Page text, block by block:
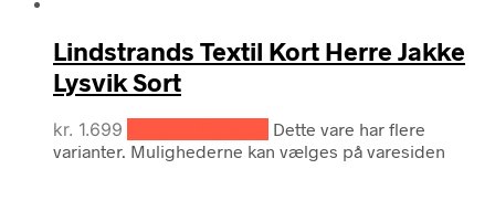
Lindstrands Textil Kort Herre Jakke
Lysvik Sort
kr. 1.699
Dette vare har flere
varianter. Mulighederne kan vælges på varesiden